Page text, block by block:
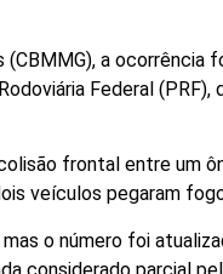
a ocorrência
Federal (PRF),
frontal entre um
veículos pegaram
o número foi
considerado parcial